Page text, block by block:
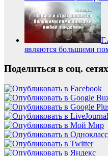
являются большими
Поделиться в соц. сетях